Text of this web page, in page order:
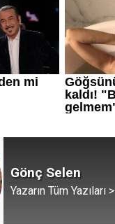
Gönç Selen
Yazarın Tüm Yazıları >